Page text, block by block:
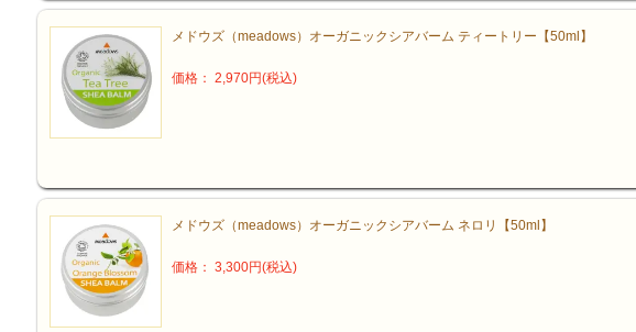
メドウズ（meadows）オーガニックシアバーム ティートリー【50ml】
価格： 2,970円(税込)
メドウズ（meadows）オーガニックシアバーム ネロリ【50ml】
価格： 3,300円(税込)